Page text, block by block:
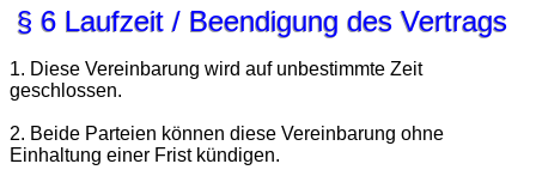
§ 6 Laufzeit / Beendigung des Vertrags
1. Diese Vereinbarung wird auf unbestimmte Zeit
geschlossen.
2. Beide Parteien können diese Vereinbarung ohne
Einhaltung einer Frist kündigen.